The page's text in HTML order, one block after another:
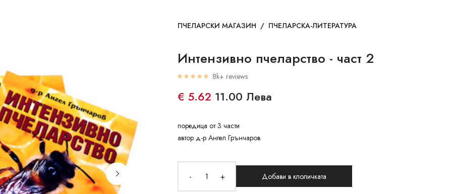
ПЧЕЛАРСКИ МАГАЗИН / ПЧЕЛАРСКА-ЛИТЕРАТУРА
Интензивно пчеларство - част 2
8k+ reviews
€ 5.62 11.00 Лева
поредица от 3 части
автор д-р Ангел Грънчаров
- + Добави в клоличката